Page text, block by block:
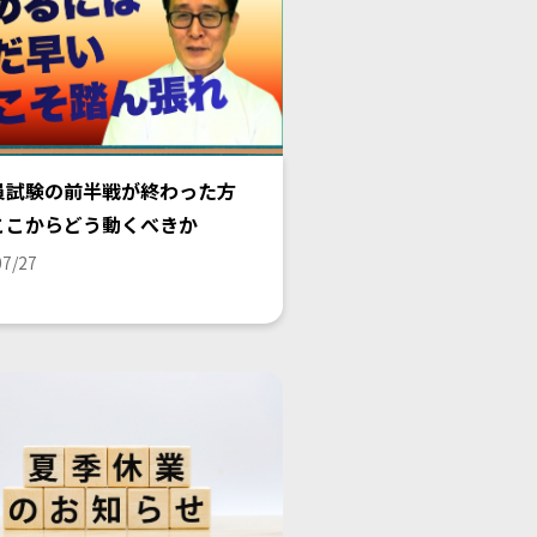
験の前半戦が終わった方
からどう動くべきか
27